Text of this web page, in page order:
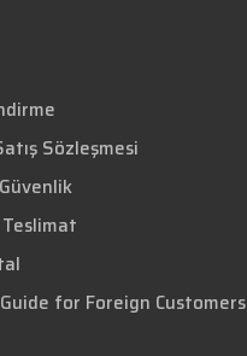
Sözleşmesi
for Foreign Customers